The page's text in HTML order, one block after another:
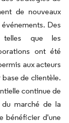
de nouveaux
Des
telles que les
ont été
aux acteurs
de clientèle.
continue de
marché de la
bénéficier d'une